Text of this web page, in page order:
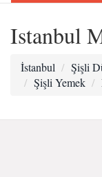
Istanbul
İstanbul Şişli
Şişli Yemek